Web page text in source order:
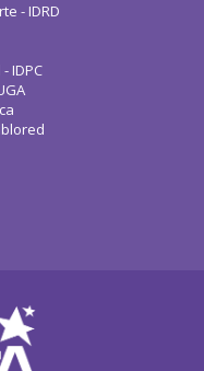
- IDRD
IDPC